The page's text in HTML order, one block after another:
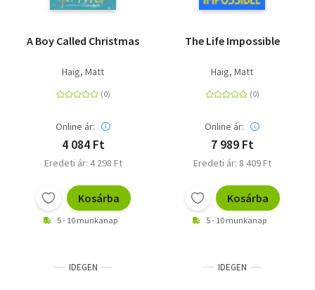
A Boy Called Christmas
Haig, Matt
Online ár:
4 084 Ft
Eredeti ár: 4 298 Ft
Kosárba
5 - 10 munkanap
The Life Impossible
Haig, Matt
Online ár:
7 989 Ft
Eredeti ár: 8 409 Ft
Kosárba
5 - 10 munkanap
IDEGEN IDEGEN